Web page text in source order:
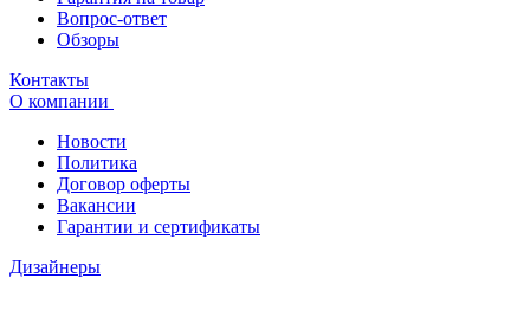
Вопрос-ответ
Обзоры
Контакты
О компании
Новости
Политика
Договор оферты
Вакансии
Гарантии и сертификаты
Дизайнеры